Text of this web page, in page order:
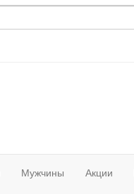
Мужчины Акции